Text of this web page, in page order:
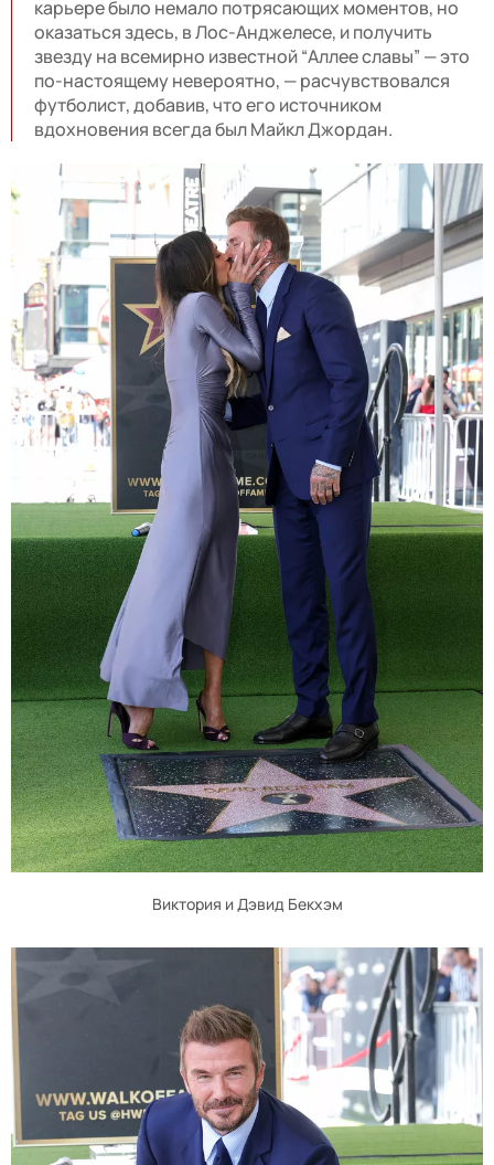
карьере было немало потрясающих моментов, но
оказаться здесь, в Лос-Анджелесе, и получить
звезду на всемирно известной “Аллее славы” — это
по-настоящему невероятно, — расчувствовался
футболист, добавив, что его источником
вдохновения всегда был Майкл Джордан.
Виктория и Дэвид Бекхэм